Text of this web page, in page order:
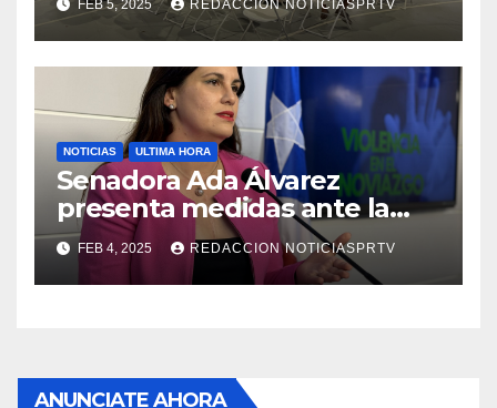
FEB 5, 2025 REDACCION NOTICIASPRTV
NOTICIAS ULTIMA HORA
Senadora Ada Álvarez
presenta medidas ante la
violencia en el noviazgo
FEB 4, 2025 REDACCION NOTICIASPRTV
ANUNCIATE AHORA